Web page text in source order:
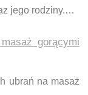
jego rodziny.…
gorącymi
ubrań na masaż